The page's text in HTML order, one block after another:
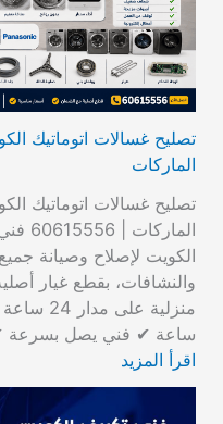
الماركات
الكويت لإصلاح وصيانة جميع
والنشافات، بقطع غيار
ساعة ✔ فني يصل بسرعة
اقرأ المزيد